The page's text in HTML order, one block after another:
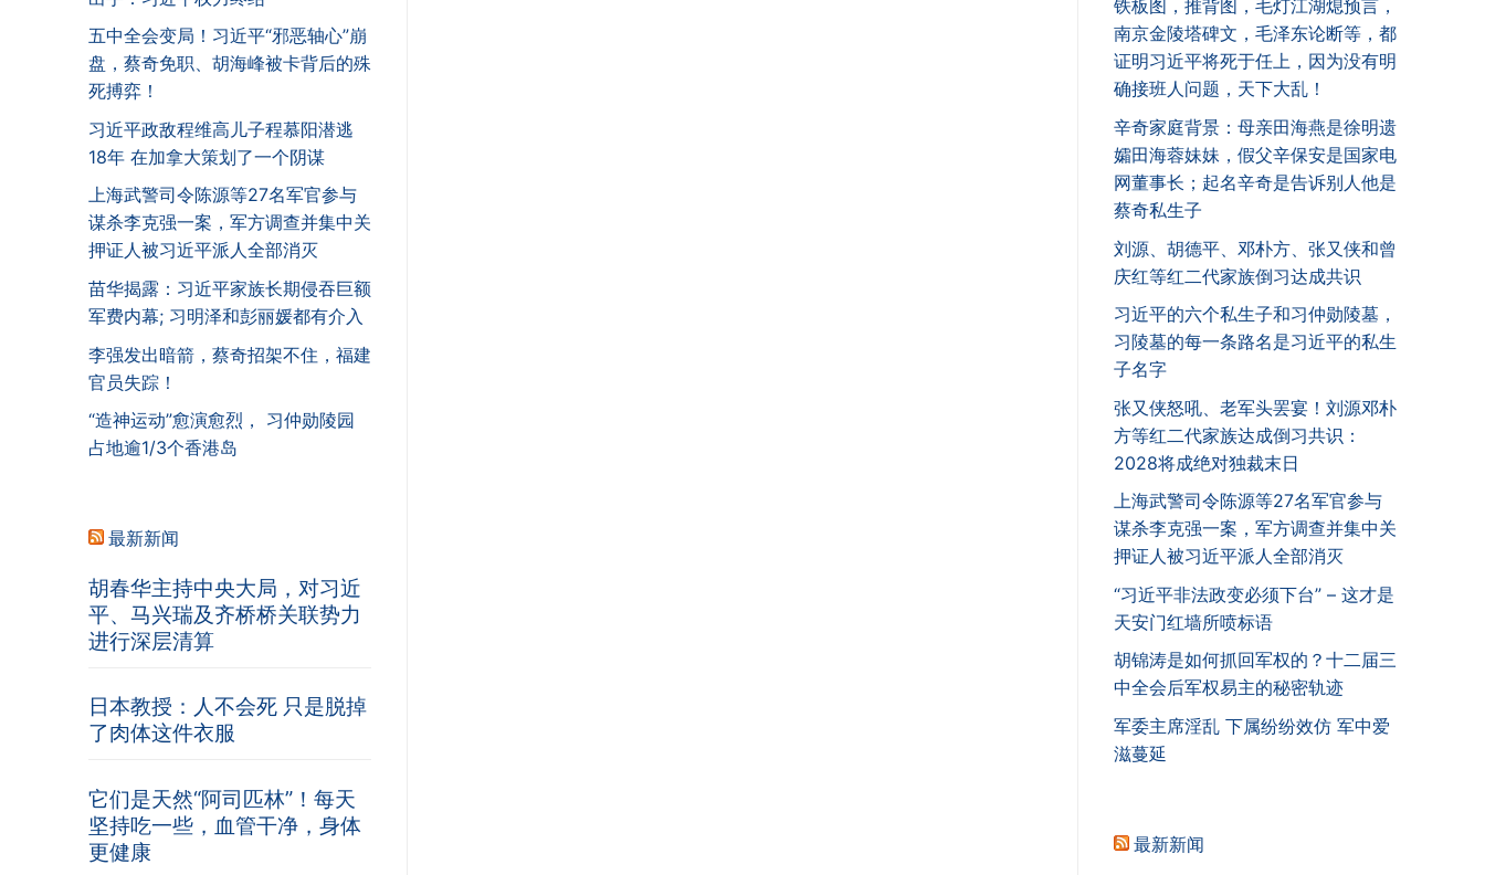
铁板图，推背图，毛灯江湖熄预言，
南京金陵塔碑文，毛泽东论断等，都
证明习近平将死于任上，因为没有明
确接班人问题，天下大乱！
辛奇家庭背景：母亲田海燕是徐明遗
孀田海蓉妹妹，假父辛保安是国家电
网董事长；起名辛奇是告诉别人他是
蔡奇私生子
刘源、胡德平、邓朴方、张又侠和曾
庆红等红二代家族倒习达成共识
习近平的六个私生子和习仲勋陵墓，
习陵墓的每一条路名是习近平的私生
子名字
张又侠怒吼、老军头罢宴！刘源邓朴
方等红二代家族达成倒习共识：
2028将成绝对独裁末日
上海武警司令陈源等27名军官参与
谋杀李克强一案，军方调查并集中关
押证人被习近平派人全部消灭
“习近平非法政变必须下台” – 这才是
天安门红墙所喷标语
胡锦涛是如何抓回军权的？十二届三
中全会后军权易主的秘密轨迹
军委主席淫乱 下属纷纷效仿 军中爱
滋蔓延
最新新闻
五中全会变局！习近平“邪恶轴心”崩
盘，蔡奇免职、胡海峰被卡背后的殊
死搏弈！
习近平政敌程维高儿子程慕阳潜逃
18年 在加拿大策划了一个阴谋
上海武警司令陈源等27名军官参与
谋杀李克强一案，军方调查并集中关
押证人被习近平派人全部消灭
苗华揭露：习近平家族长期侵吞巨额
军费内幕; 习明泽和彭丽媛都有介入
李强发出暗箭，蔡奇招架不住，福建
官员失踪！
“造神运动”愈演愈烈， 习仲勋陵园
占地逾1/3个香港岛
最新新闻
胡春华主持中央大局，对习近
平、马兴瑞及齐桥桥关联势力
进行深层清算
日本教授：人不会死 只是脱掉
了肉体这件衣服
它们是天然“阿司匹林”！每天
坚持吃一些，血管干净，身体
更健康